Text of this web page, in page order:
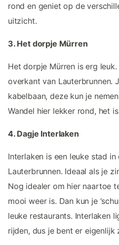
rond en geniet op de
uitzicht.
3. Het dorpje Mürren
Het dorpje Mürren is erg
overkant van Lauterbrunnen.
kabelbaan, deze kun je
Wandel hier lekker rond, het
4. Dagje Interlaken
Interlaken is een leuke stad
Lauterbrunnen. Ideaal als je
Nog idealer om hier naartoe
mooi weer is. Dan kun je
leuke restaurants. Interlaken
rijden, dus je bent er eigenlijk